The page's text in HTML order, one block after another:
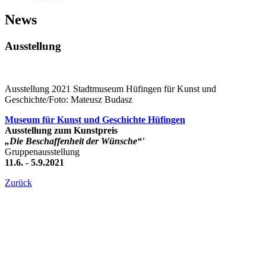
News
Ausstellung
Ausstellung 2021 Stadtmuseum Hüfingen für Kunst und
Geschichte/Foto: Mateusz Budasz
Museum für Kunst und Geschichte Hüfingen
Ausstellung zum Kunstpreis
„Die Beschaffenheit der Wünsche“'
Gruppenausstellung
11.6. - 5.9.2021
Zurück